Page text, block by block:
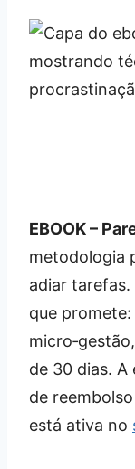
EBOOK –
metodologia
adiar
que
de 30 dias.
de
está ativa no